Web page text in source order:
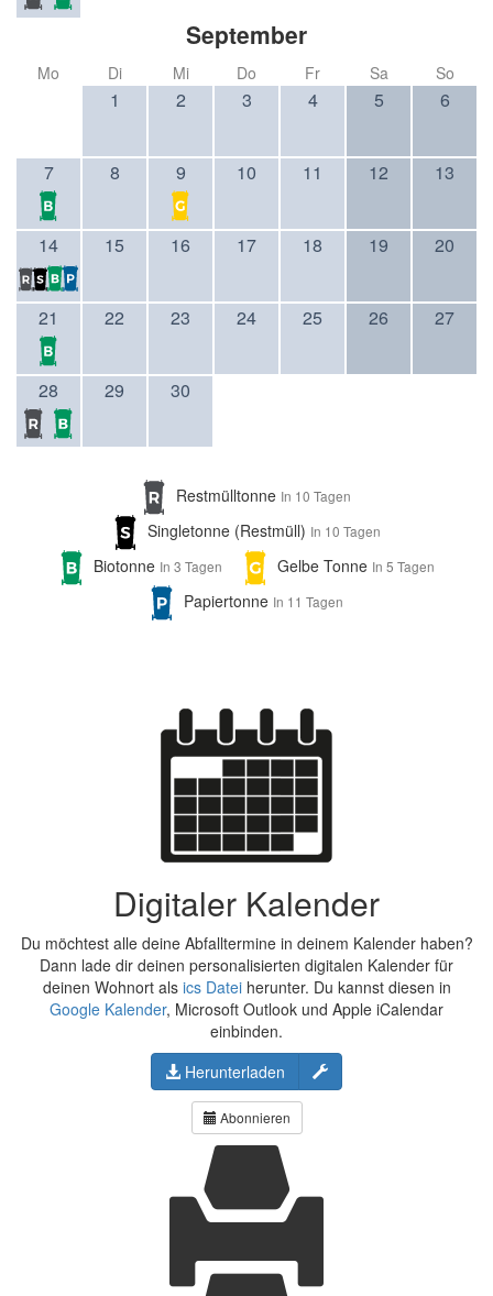
September
Mo Di Mi Do Fr Sa So
1 2 3 4 5 6
7 8 9 10 11 12 13
14 15 16 17 18 19 20
21 22 23 24 25 26 27
28 29 30
Restmülltonne In 10 Tagen
Singletonne (Restmüll) In 10 Tagen
Biotonne In 3 Tagen Gelbe Tonne In 5 Tagen
Papiertonne In 11 Tagen
Digitaler Kalender
Du möchtest alle deine Abfalltermine in deinem Kalender haben?
Dann lade dir deinen personalisierten digitalen Kalender für
deinen Wohnort als ics Dateiherunter. Du kannst diesen in
Google Kalender, Microsoft Outlook und Apple iCalendar
einbinden.
Herunterladen
Konfigurieren
Abonnieren